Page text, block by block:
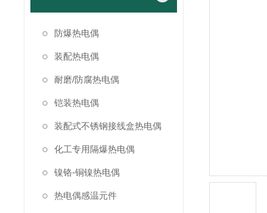
防爆热电偶
装配热电偶
耐磨/防腐热电偶
铠装热电偶
装配式不锈钢接线盒热电偶
化工专用隔爆热电偶
镍铬-铜镍热电偶
热电偶感温元件